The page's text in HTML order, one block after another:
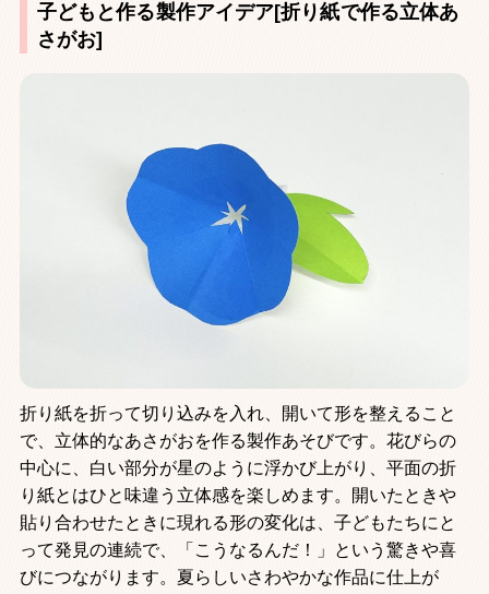
子どもと作る製作アイデア[折り紙で作る立体あ
さがお]
折り紙を折って切り込みを入れ、開いて形を整えること
で、立体的なあさがおを作る製作あそびです。花びらの
中心に、白い部分が星のように浮かび上がり、平面の折
り紙とはひと味違う立体感を楽しめます。開いたときや
貼り合わせたときに現れる形の変化は、子どもたちにと
って発見の連続で、「こうなるんだ！」という驚きや喜
びにつながります。夏らしいさわやかな作品に仕上が